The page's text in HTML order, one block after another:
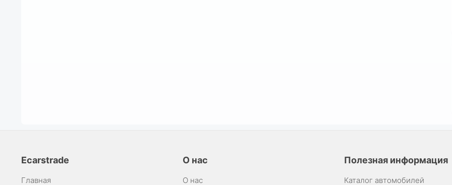
Ecarstrade
Главная
О нас
О нас
Полезная информация
Каталог автомобилей